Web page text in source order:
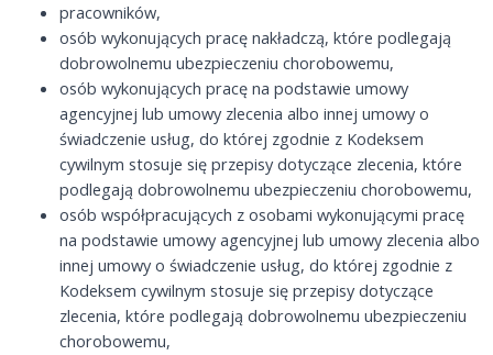
pracowników,
osób wykonujących pracę nakładczą, które podlegają
dobrowolnemu ubezpieczeniu chorobowemu,
osób wykonujących pracę na podstawie umowy
agencyjnej lub umowy zlecenia albo innej umowy o
świadczenie usług, do której zgodnie z Kodeksem
cywilnym stosuje się przepisy dotyczące zlecenia, które
podlegają dobrowolnemu ubezpieczeniu chorobowemu,
osób współpracujących z osobami wykonującymi pracę
na podstawie umowy agencyjnej lub umowy zlecenia albo
innej umowy o świadczenie usług, do której zgodnie z
Kodeksem cywilnym stosuje się przepisy dotyczące
zlecenia, które podlegają dobrowolnemu ubezpieczeniu
chorobowemu,